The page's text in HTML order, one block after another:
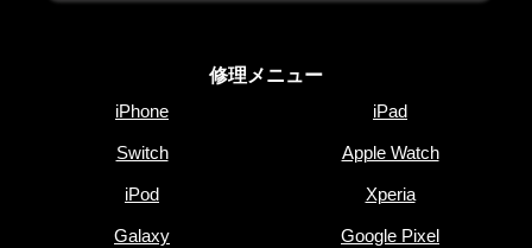
修理メニュー
iPhone
iPad
Switch Apple Watch
iPod Xperia
Galaxy Google Pixel